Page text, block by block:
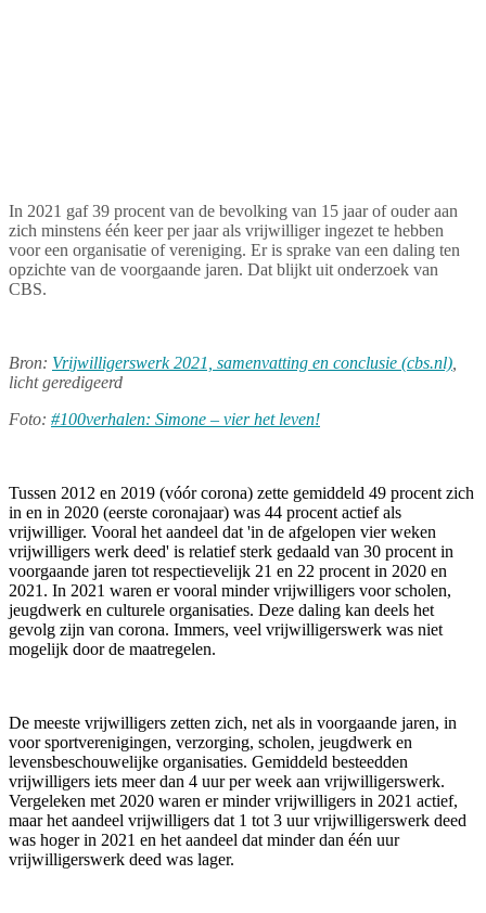
In 2021 gaf 39 procent van de bevolking van 15 jaar of ouder aan
zich minstens één keer per jaar als vrijwilliger ingezet te hebben
voor een organisatie of vereniging. Er is sprake van een daling ten
opzichte van de voorgaande jaren. Dat blijkt uit onderzoek van
CBS.
Bron: Vrijwilligerswerk 2021, samenvatting en conclusie (cbs.nl)
licht geredigeerd
Foto: #100verhalen: Simone – vier het leven!
Tussen 2012 en 2019 (vóór corona) zette gemiddeld 49 procent zich
in en in 2020 (eerste coronajaar) was 44 procent actief als
vrijwilliger. Vooral het aandeel dat 'in de afgelopen vier weken
vrijwilligers werk deed' is relatief sterk gedaald van 30 procent in
voorgaande jaren tot respectievelijk 21 en 22 procent in 2020 en
2021. In 2021 waren er vooral minder vrijwilligers voor scholen,
jeugdwerk en culturele organisaties. Deze daling kan deels het
gevolg zijn van corona. Immers, veel vrijwilligerswerk was niet
mogelijk door de maatregelen.
De meeste vrijwilligers zetten zich, net als in voorgaande jaren, in
voor sportverenigingen, verzorging, scholen, jeugdwerk en
levensbeschouwelijke organisaties. Gemiddeld besteedden
vrijwilligers iets meer dan 4 uur per week aan vrijwilligerswerk.
Vergeleken met 2020 waren er minder vrijwilligers in 2021 actief,
maar het aandeel vrijwilligers dat 1 tot 3 uur vrijwilligerswerk deed
was hoger in 2021 en het aandeel dat minder dan één uur
vrijwilligerswerk deed was lager.